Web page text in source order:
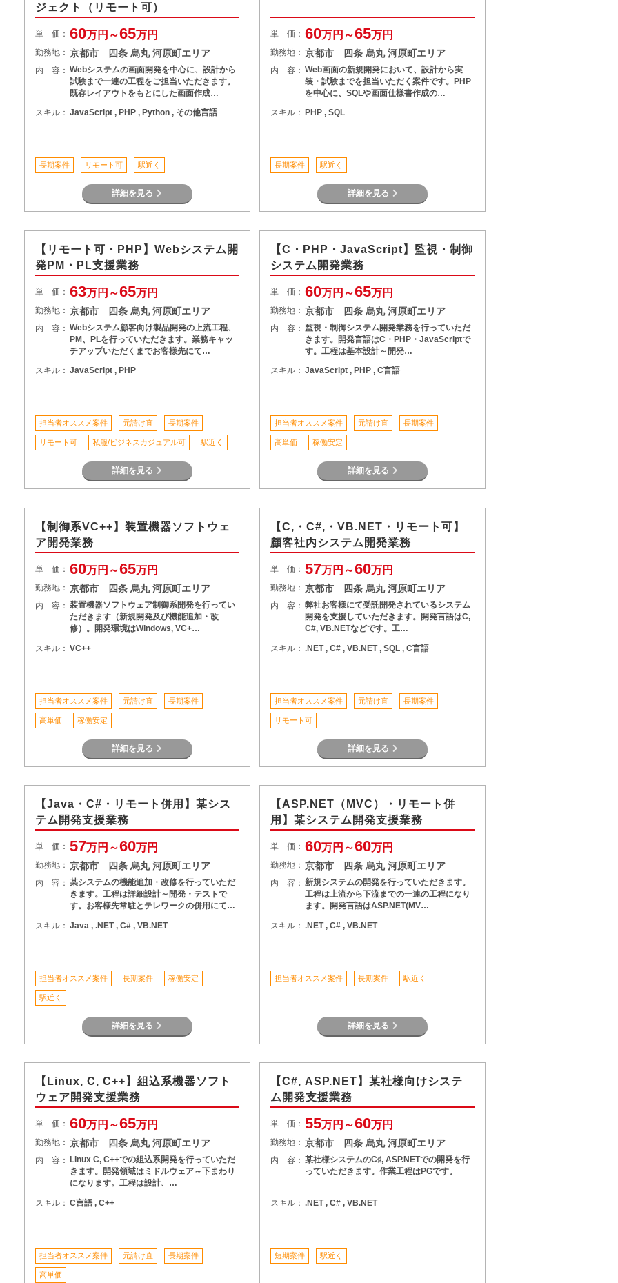
ジェクト（リモート可）
単 価： 60万円～65万円
勤務地： 京都市 四条 烏丸 河原町エリア
内 容： Webシステムの画面開発を中心に、設計から
試験まで一連の工程をご担当いただきます。
既存レイアウトをもとにした画面作成…
スキル： JavaScript , PHP , Python , その他言語
長期案件 リモート可 駅近く
詳細を見る
単 価： 60万円～65万円
勤務地： 京都市 四条 烏丸 河原町エリア
内 容： Web画面の新規開発において、設計から実
装・試験までを担当いただく案件です。PHP
を中心に、SQLや画面仕様書作成の…
スキル： PHP , SQL
長期案件 駅近く
詳細を見る
【リモート可・PHP】Webシステム開
発PM・PL支援業務
単 価： 63万円～65万円
勤務地： 京都市 四条 烏丸 河原町エリア
内 容： Webシステム顧客向け製品開発の上流工程、
PM、PLを行っていただきます。業務キャッ
チアップいただくまでお客様先にて…
スキル： JavaScript , PHP
担当者オススメ案件 元請け直 長期案件
リモート可 私服/ビジネスカジュアル可 駅近く
詳細を見る
【C・PHP・JavaScript】監視・制御
システム開発業務
単 価： 60万円～65万円
勤務地： 京都市 四条 烏丸 河原町エリア
内 容： 監視・制御システム開発業務を行っていただ
きます。開発言語はC・PHP・JavaScriptで
す。工程は基本設計～開発…
スキル： JavaScript , PHP , C言語
担当者オススメ案件 元請け直 長期案件
高単価 稼働安定
詳細を見る
【制御系VC++】装置機器ソフトウェ
ア開発業務
単 価： 60万円～65万円
勤務地： 京都市 四条 烏丸 河原町エリア
内 容： 装置機器ソフトウェア制御系開発を行ってい
ただきます（新規開発及び機能追加・改
修）。開発環境はWindows, VC+…
スキル： VC++
担当者オススメ案件 元請け直 長期案件
高単価 稼働安定
詳細を見る
【C,・C#,・VB.NET・リモート可】
顧客社内システム開発業務
単 価： 57万円～60万円
勤務地： 京都市 四条 烏丸 河原町エリア
内 容： 弊社お客様にて受託開発されているシステム
開発を支援していただきます。開発言語はC,
C#, VB.NETなどです。工…
スキル： .NET , C# , VB.NET , SQL , C言語
担当者オススメ案件 元請け直 長期案件
リモート可
詳細を見る
【Java・C#・リモート併用】某シス
テム開発支援業務
単 価： 57万円～60万円
勤務地： 京都市 四条 烏丸 河原町エリア
内 容： 某システムの機能追加・改修を行っていただ
きます。工程は詳細設計～開発・テストで
す。お客様先常駐とテレワークの併用にて…
スキル： Java , .NET , C# , VB.NET
担当者オススメ案件 長期案件 稼働安定
駅近く
詳細を見る
【ASP.NET（MVC）・リモート併
用】某システム開発支援業務
単 価： 60万円～60万円
勤務地： 京都市 四条 烏丸 河原町エリア
内 容： 新規システムの開発を行っていただきます。
工程は上流から下流までの一連の工程になり
ます。開発言語はASP.NET(MV…
スキル： .NET , C# , VB.NET
担当者オススメ案件 長期案件 駅近く
詳細を見る
【Linux, C, C++】組込系機器ソフト
ウェア開発支援業務
単 価： 60万円～65万円
勤務地： 京都市 四条 烏丸 河原町エリア
内 容：
Linux C, C++での組込系開発を行っていただ
きます。開発領域はミドルウェア～下まわり
になります。工程は設計、…
スキル： C言語 , C++
担当者オススメ案件 元請け直 長期案件
高単価
【C#, ASP.NET】某社様向けシステ
ム開発支援業務
単 価： 55万円～60万円
勤務地： 京都市 四条 烏丸 河原町エリア
内 容： 某社様システムのC♯, ASP.NETでの開発を行
っていただきます。作業工程はPGです。
スキル： .NET , C# , VB.NET
短期案件 駅近く